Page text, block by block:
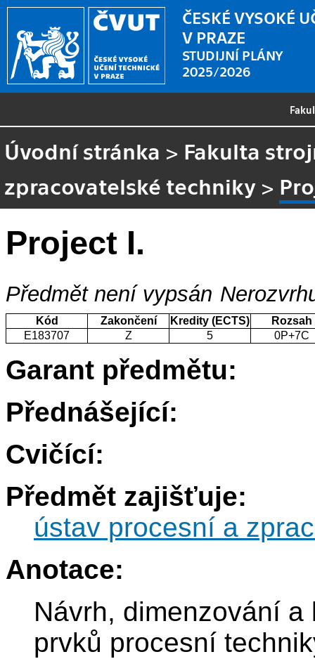
ČESKÉ VYSOKÉ
V PRAZE
STUDIJNÍ PLÁNY
2025/2026
Úvodní stránka > Fakulta
zpracovatelské techniky >
Project I.
Předmět není vypsán
Kód Zakončení Kredity (ECTS)
Rozsah
E183707
Z 5 0P+7C
Garant předmětu:
Přednášející:
Cvičící:
Předmět zajišťuje:
ústav procesní a
Anotace:
Návrh, dimenzování
prvků procesní